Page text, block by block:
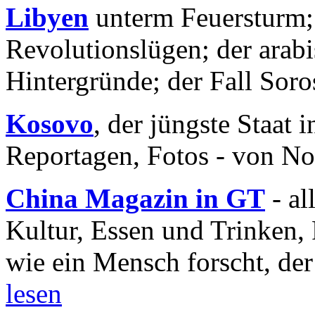
Libyen unterm
Revolutionslügen; der
Hintergründe; der Fall
Kosovo, der jüngste Staat
Reportagen, Fotos - von
China Magazin in GT -
Kultur, Essen und
wie ein Mensch forscht,
lesen